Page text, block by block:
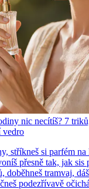
nic necítíš? 7
vedro
stříkneš si parfém na
přesně tak, jak sis
doběhneš tramvaj,
podezřívavě